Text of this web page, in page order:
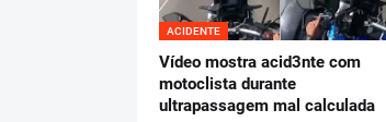
ACIDENTE
Vídeo mostra acid3nte com
motoclista durante
ultrapassagem mal calculada